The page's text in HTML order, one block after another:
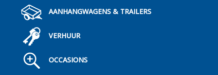
AANHANGWAGENS & TRAILERS
VERHUUR
OCCASIONS